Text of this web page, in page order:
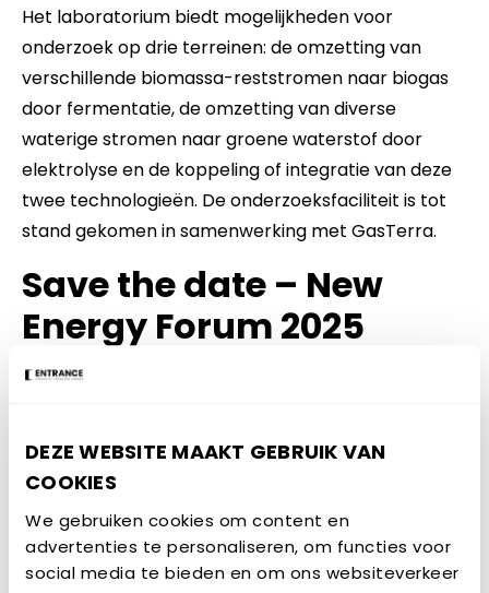
DEZE WEBSITE MAAKT GEBRUIK VAN
COOKIES
We gebruiken cookies om content en
advertenties te personaliseren, om functies voor
social media te bieden en om ons websiteverkeer
Het laboratorium biedt mogelijkheden voor
onderzoek op drie terreinen: de omzetting van
verschillende biomassa-reststromen naar biogas
door fermentatie, de omzetting van diverse
waterige stromen naar groene waterstof door
elektrolyse en de koppeling of integratie van deze
twee technologieën. De onderzoeksfaciliteit is tot
stand gekomen in samenwerking met GasTerra.
Save the date – New
Energy Forum 2025
New Energy Forum 2025
zet daarom deze datum alvast in je agenda.